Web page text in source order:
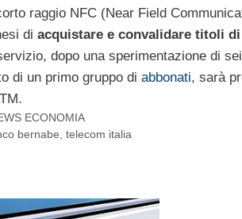
raggio NFC (Near Field
di acquistare e convalidare titoli
dopo una sperimentazione di
di un primo gruppo di abbonati, sarà
ECONOMIA
bernabe ,telecom italia